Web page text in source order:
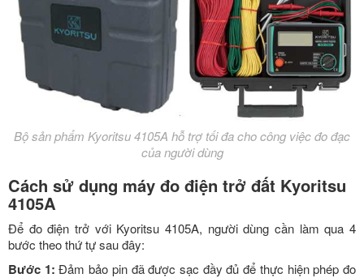
Bộ sản phẩm Kyoritsu 4105A hỗ trợ tối đa cho công việc đo đạc
của người dùng
Cách sử dụng máy đo điện trở đất Kyoritsu
4105A
Để đo điện trở với Kyoritsu 4105A, người dùng cần làm qua 4
bước theo thứ tự sau đây:
Bước 1: Đảm bảo pin đã được sạc đầy đủ để thực hiện phép đo